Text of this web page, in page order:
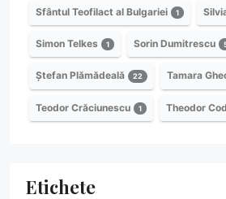
Sfântul Teofilact al Bulgariei 1
Simon Telkes 1 Sorin Dumitrescu
Ștefan Plămădeală 22 Tamara
Teodor Crăciunescu 1 Theodor
Etichete